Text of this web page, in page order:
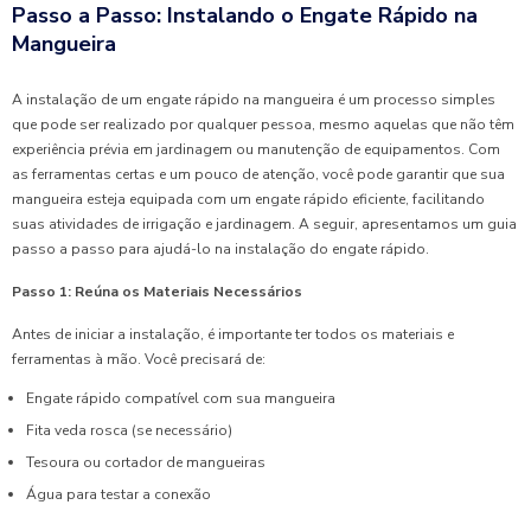
Passo a Passo: Instalando o Engate Rápido na
Mangueira
A instalação de um engate rápido na mangueira é um processo simples
que pode ser realizado por qualquer pessoa, mesmo aquelas que não têm
experiência prévia em jardinagem ou manutenção de equipamentos. Com
as ferramentas certas e um pouco de atenção, você pode garantir que sua
mangueira esteja equipada com um engate rápido eficiente, facilitando
suas atividades de irrigação e jardinagem. A seguir, apresentamos um guia
passo a passo para ajudá-lo na instalação do engate rápido.
Passo 1: Reúna os Materiais Necessários
Antes de iniciar a instalação, é importante ter todos os materiais e
ferramentas à mão. Você precisará de:
Engate rápido compatível com sua mangueira
Fita veda rosca (se necessário)
Tesoura ou cortador de mangueiras
Água para testar a conexão